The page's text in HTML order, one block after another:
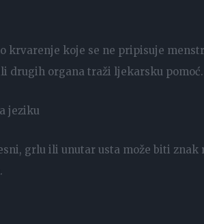
krvarenje koje se ne pripisuje
drugih organa traži ljekarsku pomoć.
jeziku
grlu ili unutar usta može biti znak